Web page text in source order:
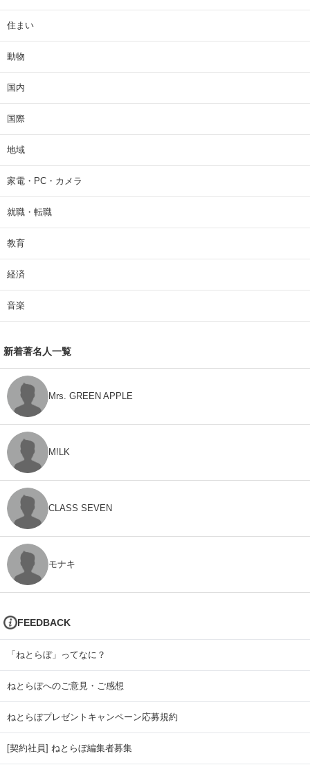
住まい
動物
国内
国際
地域
家電・PC・カメラ
就職・転職
教育
経済
音楽
新着著名人一覧
Mrs. GREEN APPLE
M!LK
CLASS SEVEN
モナキ
FEEDBACK
「ねとらぼ」ってなに？
ねとらぼへのご意見・ご感想
ねとらぼプレゼントキャンペーン応募規約
[契約社員] ねとらぼ編集者募集